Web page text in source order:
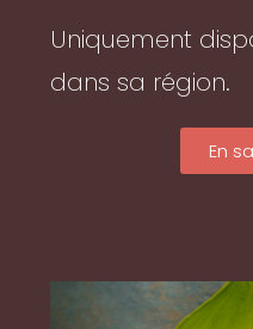
Uniquement
dans sa région.
En